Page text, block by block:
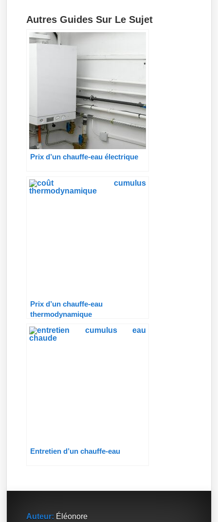
Autres Guides Sur Le Sujet
Prix d’un chauffe-eau électrique
Prix d’un chauffe-eau
thermodynamique
Entretien d’un chauffe-eau
Auteur: Éléonore